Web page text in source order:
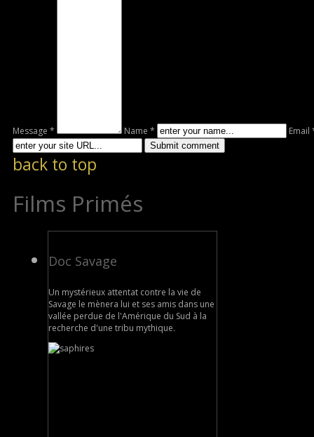
Message * Name * Email
back to top
Films Primés
Doc Savage
Un mystérieux attentat contre la vie de
Savage le mènera lui et ses amis dans une
vallée perdue de l'Amérique du Sud à la
recherche d'une tribu mythique.